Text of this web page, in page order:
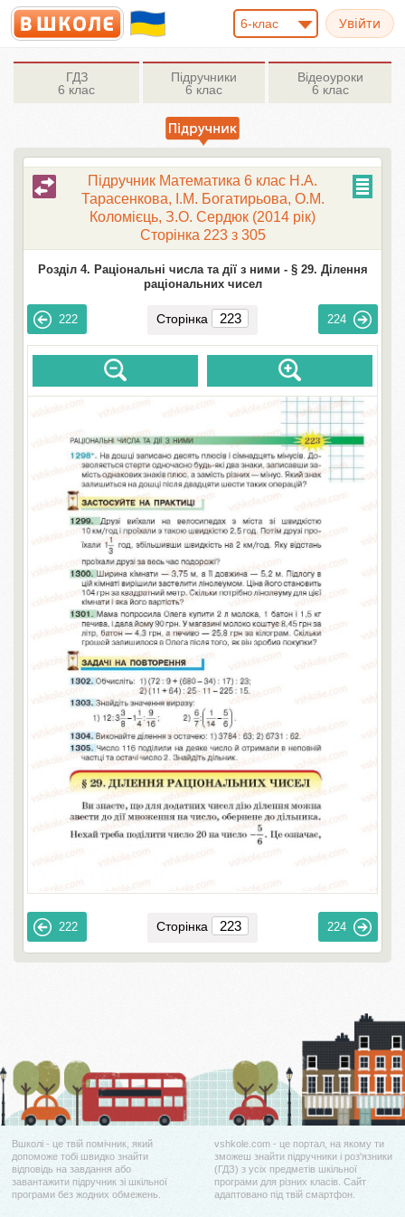
6-клас
ГДЗ
6 клас
Підручники
6 клас
Відеоуроки
6 клас
Підручник Математика 6 клас Н.А.
Тарасенкова, І.М. Богатирьова, О.М.
Коломієць, З.О. Сердюк (2014 рік)
Сторінка 223 з 305
Розділ 4. Раціональні числа та дії з ними - § 29. Ділення
раціональних чисел
222 Сторінка 224
222 Сторінка 224
Вшколі - це твій помічник, який
допоможе тобі швидко знайти
відповідь на завдання або
завантажити підручник зі шкільної
програми без жодних обмежень.
vshkole.com - це портал, на якому ти
зможеш знайти підручники і роз'язники
(ГДЗ) з усіх предметів шкільної
програми для різних класів. Сайт
адаптовано під твій смартфон.